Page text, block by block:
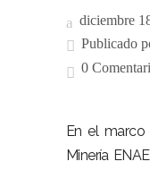
diciembre
Publicado
0
En el marco
Minería